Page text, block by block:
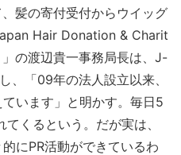
髪の寄付受付からウイッグ
Hair Donation & Charit
の渡辺貴一事務局長は、J-
、「09年の法人設立以来、
います」と明かす。毎日5
くるという。だが実は、
にPR活動ができているわ